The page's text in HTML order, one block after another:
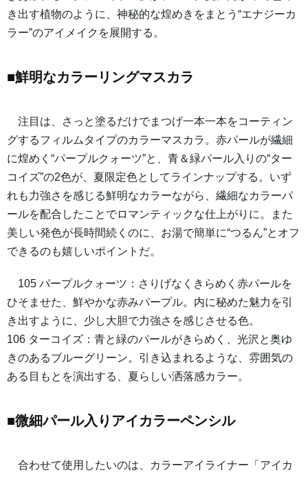
き出す植物のように、神秘的な煌めきをまとう“エナジーカ
ラー”のアイメイクを展開する。
■鮮明なカラーリングマスカラ
注目は、さっと塗るだけでまつげ一本一本をコーティン
グするフィルムタイプのカラーマスカラ。赤パールが繊細
に煌めく“パープルクォーツ”と、青＆緑パール入りの“ター
コイズ”の2色が、夏限定色としてラインナップする。いず
れも力強さを感じる鮮明なカラーながら、繊細なカラーパ
ールを配合したことでロマンティックな仕上がりに。また
美しい発色が長時間続くのに、お湯で簡単に“つるん”とオフ
できるのも嬉しいポイントだ。
105 パープルクォーツ：さりげなくきらめく赤パールを
ひそませた、鮮やかな赤みパープル。内に秘めた魅力を引
き出すように、少し大胆で力強さを感じさせる色。
106 ターコイズ：青と緑のパールがきらめく、光沢と奥ゆ
きのあるブルーグリーン。引き込まれるような、雰囲気の
ある目もとを演出する、夏らしい洒落感カラー。
■微細パール入りアイカラーペンシル
合わせて使用したいのは、カラーアイライナー「アイカ